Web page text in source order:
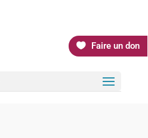
Faire un don